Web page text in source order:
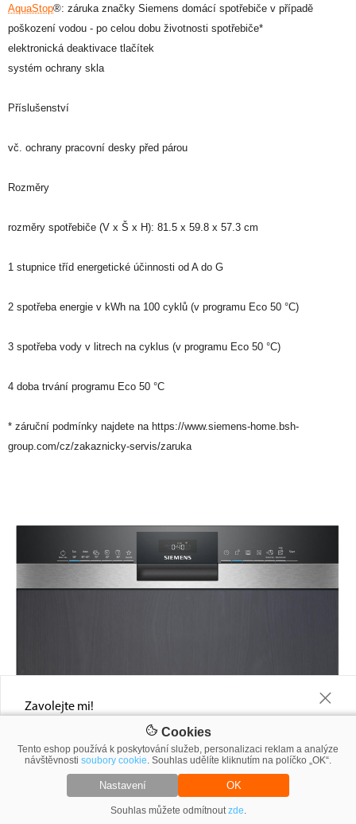
Cookies
Tento eshop používá k poskytování služeb, personalizaci reklam a analýze
návštěvnosti soubory cookie. Souhlas udělíte kliknutím na políčko „OK“.
Nastavení OK
Souhlas můžete odmítnoutzde.
Výši slevy vám sdělíme do 60 minut.
Zavolejte mi! +
Napište nám telefonní číslo a ráno Vám řekneme, jakou slevu Vám
můžeme nabídnout
AquaStop®: záruka značky Siemens domácí spotřebiče v případě
poškození vodou - po celou dobu životnosti spotřebiče*
elektronická deaktivace tlačítek
systém ochrany skla
Příslušenství
vč. ochrany pracovní desky před párou
Rozměry
rozměry spotřebiče (V x Š x H): 81.5 x 59.8 x 57.3 cm
1 stupnice tříd energetické účinnosti od A do G
2 spotřeba energie v kWh na 100 cyklů (v programu Eco 50 °C)
3 spotřeba vody v litrech na cyklus (v programu Eco 50 °C)
4 doba trvání programu Eco 50 °C
* záruční podmínky najdete na https://www.siemens-home.bsh-
group.com/cz/zakaznicky-servis/zaruka